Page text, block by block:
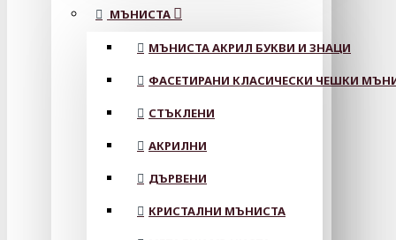
МЪНИСТА
МЪНИСТА АКРИЛ БУКВИ И ЗНАЦИ
ФАСЕТИРАНИ КЛАСИЧЕСКИ ЧЕШКИ
СТЪКЛЕНИ
АКРИЛНИ
ДЪРВЕНИ
КРИСТАЛНИ МЪНИСТА